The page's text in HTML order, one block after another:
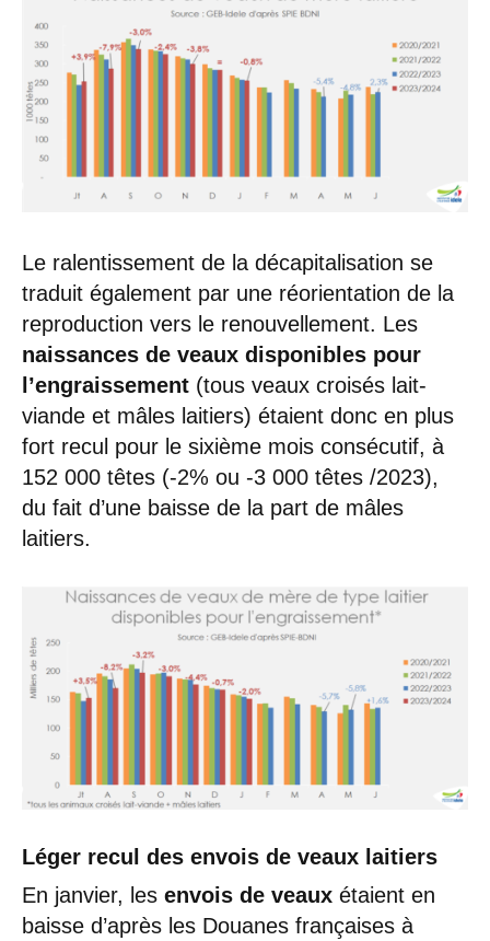
Le ralentissement de la décapitalisation se
traduit également par une réorientation de la
reproduction vers le renouvellement. Les
naissances de veaux disponibles pour
l’engraissement (tous veaux croisés lait-
viande et mâles laitiers) étaient donc en plus
fort recul pour le sixième mois consécutif, à
152 000 têtes (-2% ou -3 000 têtes /2023),
du fait d’une baisse de la part de mâles
laitiers.
Léger recul des envois de veaux laitiers
En janvier, les envois de veaux étaient en
baisse d’après les Douanes françaises à